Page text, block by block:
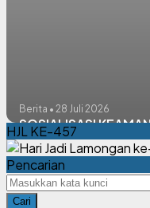
Berita • 28 Juli 2026
SOSIALISASI
HJL KE-457
Pencarian
Cari